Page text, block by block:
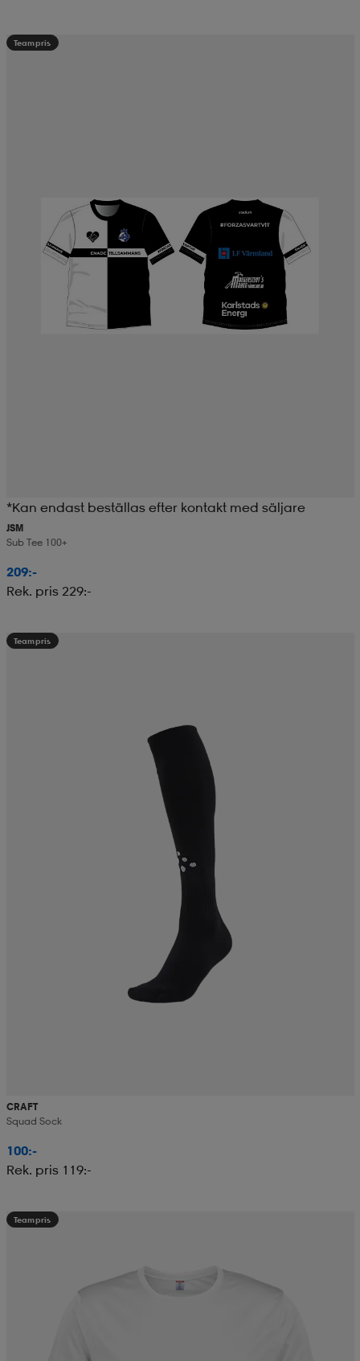
Teampris
*Kan endast beställas efter kontakt med säljare
JSM
Sub Tee 100+
209:-
Rek. pris 229:-
Teampris
CRAFT
Squad Sock
100:-
Rek. pris 119:-
Teampris